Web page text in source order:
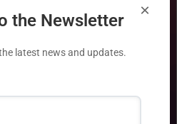
×
the Newsletter
latest news and updates.